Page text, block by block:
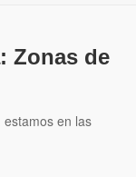
Zonas de
en las